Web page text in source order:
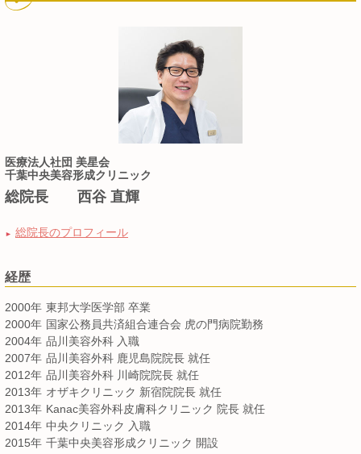
医療法人社団 美星会
千葉中央美容形成クリニック
総院長 西谷 直輝
► 総院長のプロフィール
経歴
2000年 東邦大学医学部 卒業
2000年 国家公務員共済組合連合会 虎の門病院勤務
2004年 品川美容外科 入職
2007年 品川美容外科 鹿児島院院長 就任
2012年 品川美容外科 川崎院院長 就任
2013年 オザキクリニック 新宿院院長 就任
2013年 Kanac美容外科皮膚科クリニック 院長 就任
2014年 中央クリニック 入職
2015年 千葉中央美容形成クリニック 開設